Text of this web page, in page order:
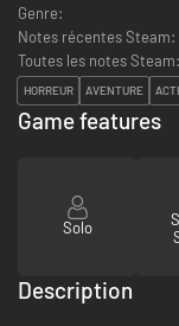
Genre:
Notes récentes Steam:
Toutes les notes Steam:
HORREUR AVENTURE
Game features
Solo
Description